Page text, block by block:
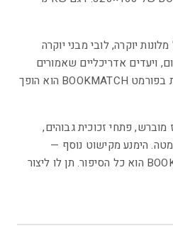
יוקרה, לובי מבני יוקרה
ויעדים אדריכליים שאמורים
לעצור נשימות. בחזית מאווררת בפורמט BOOKMATCH הוא הופך
פתחי זכוכית גבוהים,
הימנע מקישוט נוסף —
טאג'מהאל בפורמט BOOKMATCH הוא כל הסיפור. תן לו ליצור